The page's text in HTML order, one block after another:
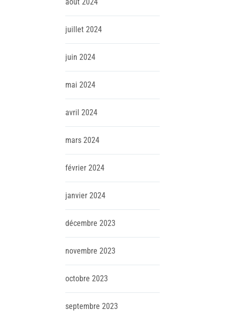
juillet 2024
juin 2024
mai 2024
avril 2024
mars 2024
février 2024
janvier 2024
décembre 2023
novembre 2023
octobre 2023
septembre 2023